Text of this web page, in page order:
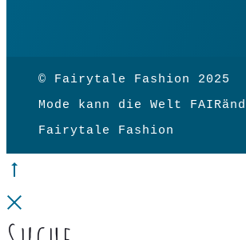
© Fairytale Fashion 2025
Mode kann die Welt
Fairytale Fashion
top